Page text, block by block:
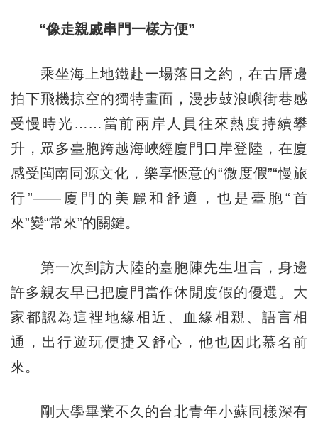
“像走親戚串門一樣方便”
乘坐海上地鐵赴一場落日之約，在古厝邊
拍下飛機掠空的獨特畫面，漫步鼓浪嶼街巷感
受慢時光……當前兩岸人員往來熱度持續攀
升，眾多臺胞跨越海峽經廈門口岸登陸，在廈
感受閩南同源文化，樂享愜意的“微度假”“慢旅
行”——廈門的美麗和舒適，也是臺胞“首
來”變“常來”的關鍵。
第一次到訪大陸的臺胞陳先生坦言，身邊
許多親友早已把廈門當作休閒度假的優選。大
家都認為這裡地緣相近、血緣相親、語言相
通，出行遊玩便捷又舒心，他也因此慕名前
來。
剛大學畢業不久的台北青年小蘇同樣深有